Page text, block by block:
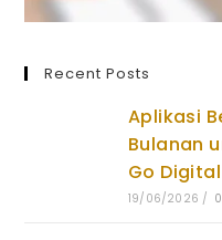
Recent Posts
Aplikasi
Bulanan
Go Digital
19/06/2026 /